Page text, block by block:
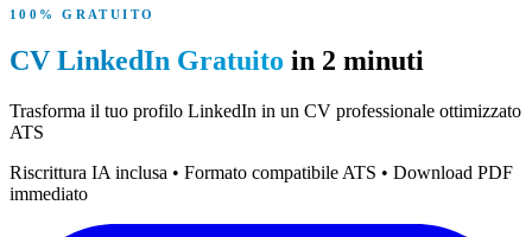
100% GRATUITO
CV LinkedIn Gratuito in 2 minuti
Trasforma il tuo profilo LinkedIn in un CV professionale ottimizzato
ATS
Riscrittura IA inclusa • Formato compatibile ATS • Download PDF
immediato